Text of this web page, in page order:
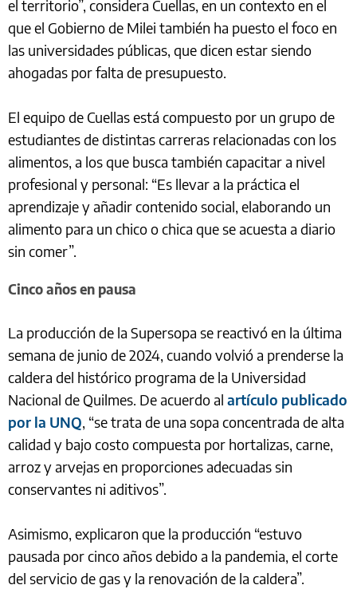
el territorio”, considera Cuellas, en un contexto en el
que el Gobierno de Milei también ha puesto el foco en
las universidades públicas, que dicen estar siendo
ahogadas por falta de presupuesto.
El equipo de Cuellas está compuesto por un grupo de
estudiantes de distintas carreras relacionadas con los
alimentos, a los que busca también capacitar a nivel
profesional y personal: “Es llevar a la práctica el
aprendizaje y añadir contenido social, elaborando un
alimento para un chico o chica que se acuesta a diario
sin comer”.
Cinco años en pausa
La producción de la Supersopa se reactivó en la última
semana de junio de 2024, cuando volvió a prenderse la
caldera del histórico programa de la Universidad
Nacional de Quilmes. De acuerdo al artículo publicado
por la UNQ, “se trata de una sopa concentrada de alta
calidad y bajo costo compuesta por hortalizas, carne,
arroz y arvejas en proporciones adecuadas sin
conservantes ni aditivos”.
Asimismo, explicaron que la producción “estuvo
pausada por cinco años debido a la pandemia, el corte
del servicio de gas y la renovación de la caldera”.